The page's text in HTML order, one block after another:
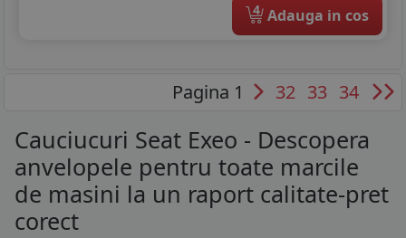
4 Adauga in cos
Pagina 1 32 33 34
Cauciucuri Seat Exeo - Descopera
anvelopele pentru toate marcile
de masini la un raport calitate-pret
corect